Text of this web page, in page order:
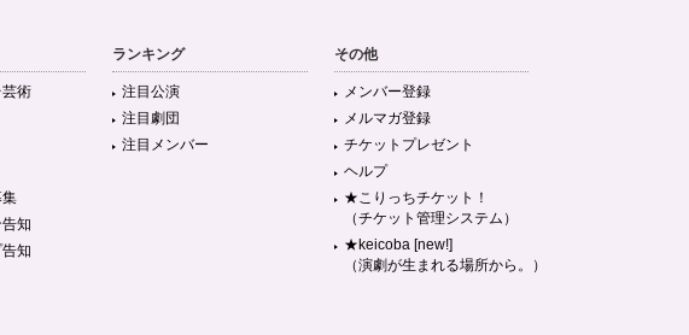
術
知
知
ランキング
注目公演
注目劇団
注目メンバー
その他
メンバー登録
メルマガ登録
チケットプレゼント
ヘルプ
★こりっちチケット！
（チケット管理システム）
★keicoba [new!]
（演劇が生まれる場所から。）